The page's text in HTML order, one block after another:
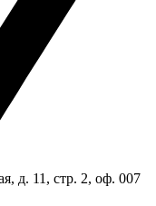
д. 11, стр. 2, оф. 007